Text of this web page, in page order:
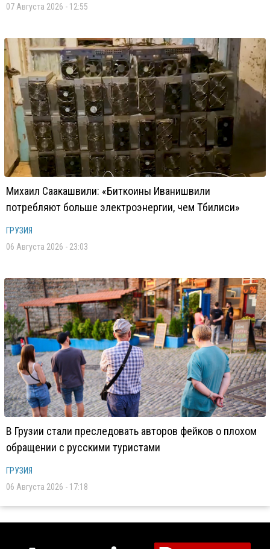
07 Августа 2026 - 12:55
Михаил Саакашвили: «Биткоины Иванишвили
потребляют больше электроэнергии, чем Тбилиси»
ГРУЗИЯ
06 Августа 2026 - 23:03
В Грузии стали преследовать авторов фейков о плохом
обращении с русскими туристами
ГРУЗИЯ
06 Августа 2026 - 17:18